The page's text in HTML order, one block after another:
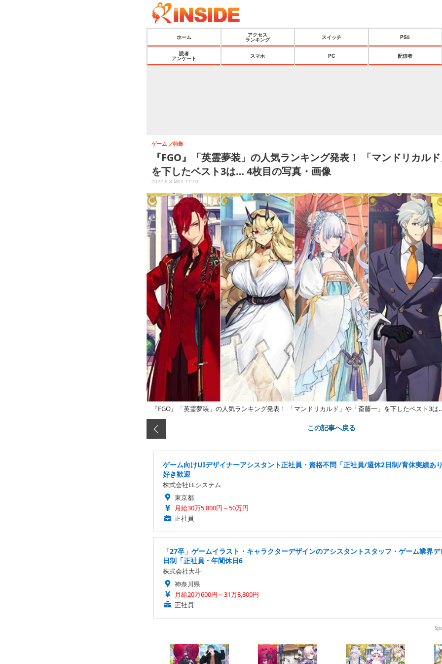
ホーム
アクセス
ランキング
スイッチ PS5
読者
アンケート
スマホ PC 配信者
『FGO』「英霊夢装」の人気ランキング発表！ 「マンドリカル
を下したベスト3は… 4枚目の写真・画像
ゲーム 特集
2022.8.8 Mon 11:10
『FGO』「英霊夢装」の人気ランキング発表！ 「マンドリカルド」や「斎藤一」を下したベスト3は
この記事へ戻る
ゲーム向けUIデザイナーアシスタント正社員・資格不問「正社員/週休2日制/育休実績あ
好き歓迎
株式会社ELシステム
東京都
月給30万5,800円～50万円
正社員
「27卒」ゲームイラスト・キャラクターデザインのアシスタントスタッフ・ゲーム業界
日制「正社員・年間休日6
株式会社大斗
神奈川県
月給20万600円～31万8,800円
正社員